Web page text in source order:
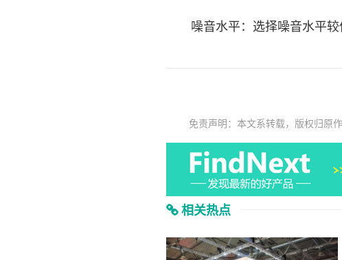
噪音水平：选择噪音水平较
免责声明：本文系转载，版权归原
相关热点